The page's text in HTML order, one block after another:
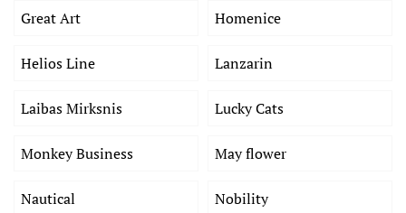
Great Art Homenice
Helios Line Lanzarin
Laibas Mirksnis Lucky Cats
Monkey Business May flower
Nautical Nobility